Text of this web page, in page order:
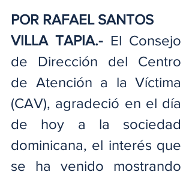
POR RAFAEL SANTOS
VILLA TAPIA.- El Consejo
de Dirección del Centro
de Atención a la Víctima
(CAV), agradeció en el día
de hoy a la sociedad
dominicana, el interés que
se ha venido mostrando